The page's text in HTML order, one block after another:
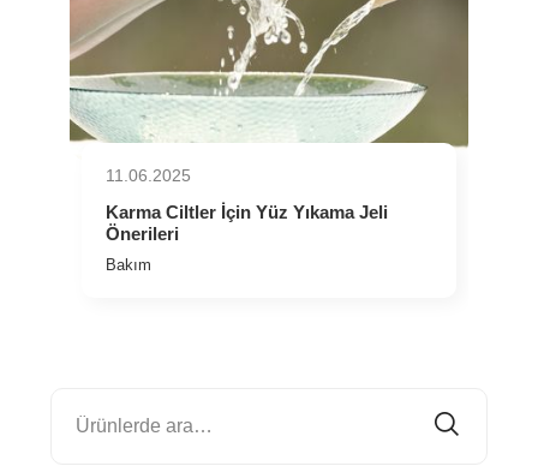
11.06.2025
⁠Karma Ciltler İçin Yüz Yıkama Jeli
Önerileri
Bakım